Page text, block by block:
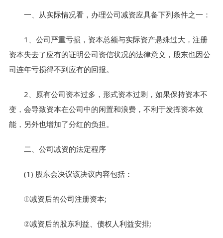
一、从实际情况看，办理公司减资应具备下列条件之一：
1、公司严重亏损，资本总额与实际资产悬殊过大，注册
资本失去了应有的证明公司资信状况的法律意义，股东也因公
司连年亏损得不到应有的回报。
2、原有公司资本过多，形式资本过剩，如果保持资本不
变，会导致资本在公司中的闲置和浪费，不利于发挥资本效
能，另外也增加了分红的负担。
二、公司减资的法定程序
(1) 股东会决议该决议内容包括：
①减资后的公司注册资本;
②减资后的股东利益、债权人利益安排;